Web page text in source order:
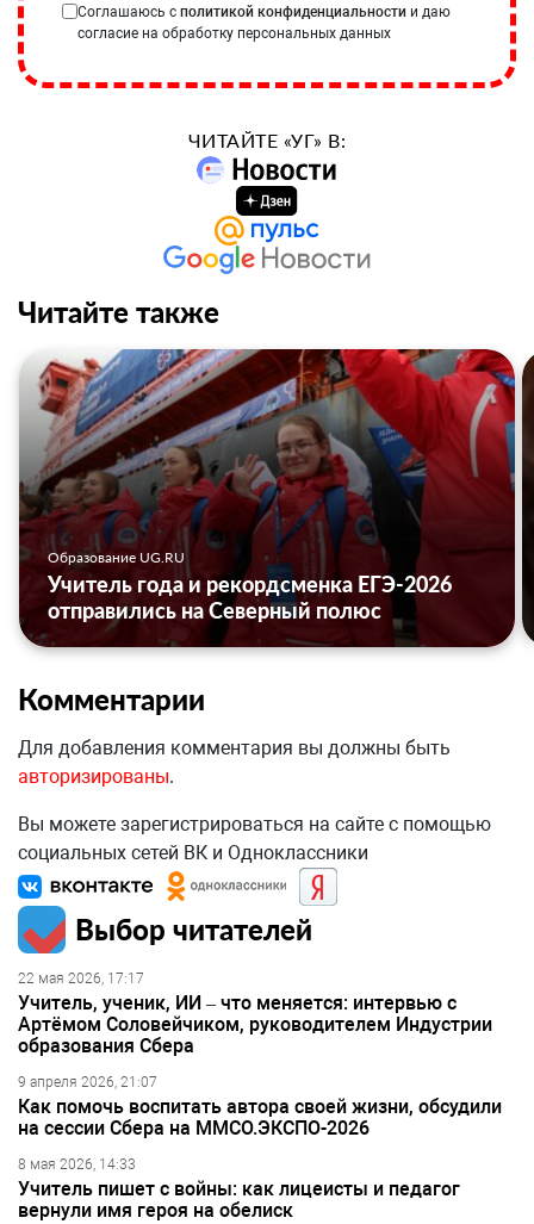
Соглашаюсь с политикой конфиденциальности и даю
согласие на обработку персональных данных
ЧИТАЙТЕ «УГ» В:
Читайте также
Образование UG.RU
Учитель года и рекордсменка ЕГЭ-2026
отправились на Северный полюс
Комментарии
Для добавления комментария вы должны быть
авторизированы.
Вы можете зарегистрироваться на сайте с помощью
социальных сетей ВК и Одноклассники
Выбор читателей
22 мая 2026, 17:17
Учитель, ученик, ИИ – что меняется: интервью с
Артёмом Соловейчиком, руководителем Индустрии
образования Сбера
9 апреля 2026, 21:07
Как помочь воспитать автора своей жизни, обсудили
на сессии Сбера на ММСО.ЭКСПО-2026
8 мая 2026, 14:33
Учитель пишет с войны: как лицеисты и педагог
вернули имя героя на обелиск